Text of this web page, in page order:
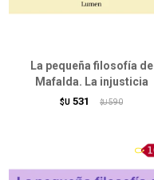
La pequeña filosofía de
Mafalda. La injusticia
$U 531 $U 590